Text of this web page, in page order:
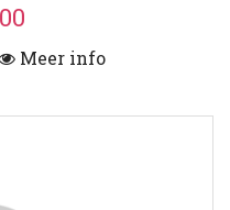
Meer info